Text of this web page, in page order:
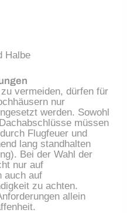
Halbe
vermeiden, dürfen für
nur
werden. Sowohl
müssen
Flugfeuer und
lang standhalten
Bei der Wahl der
nur auf
auch auf
zu achten.
allein